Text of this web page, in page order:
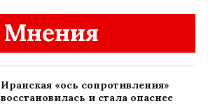
Мнения
Иранская «ось сопротивления»
восстановилась и стала опаснее